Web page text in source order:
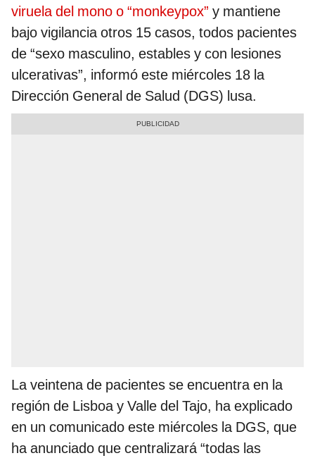
viruela del mono o “monkeypox” y mantiene
bajo vigilancia otros 15 casos, todos pacientes
de “sexo masculino, estables y con lesiones
ulcerativas”, informó este miércoles 18 la
Dirección General de Salud (DGS) lusa.
La veintena de pacientes se encuentra en la
región de Lisboa y Valle del Tajo, ha explicado
en un comunicado este miércoles la DGS, que
ha anunciado que centralizará “todas las